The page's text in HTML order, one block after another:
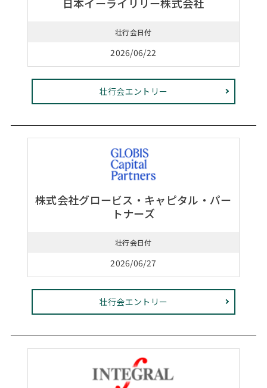
壮行会日付
2026/06/22
壮行会エントリー
株式会社グロービス・キャピタル・パー
トナーズ
壮行会日付
2026/06/27
壮行会エントリー